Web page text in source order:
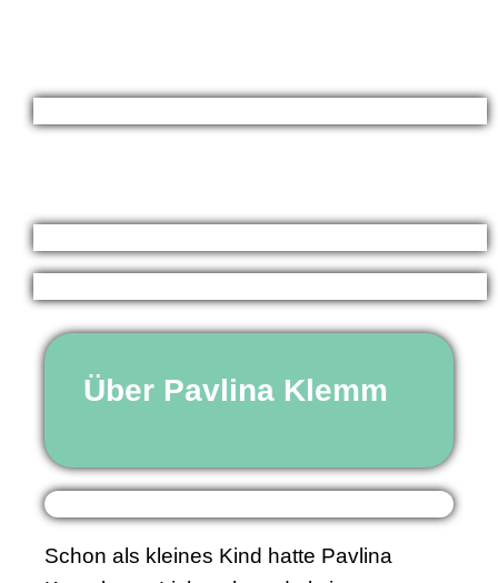
Über Pavlina Klemm
Schon als kleines Kind hatte Pavlina